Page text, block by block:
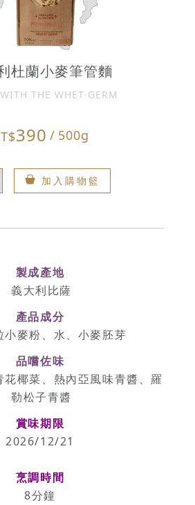
杜蘭小麥筆管麵
THE WHET GERM
390 / 500g
加入購物籃
製成產地
義大利比薩
產品成分
小麥粉、水、小麥胚芽
品嚐佐味
椰菜、熱內亞風味青醬、羅
勒松子青醬
賞味期限
2026/12/21
烹調時間
8分鐘